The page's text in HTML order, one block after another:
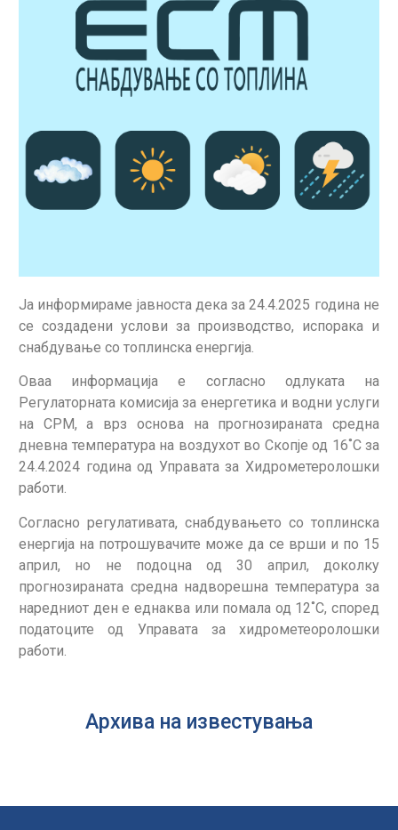
Jа информираме јавноста дека за 24.4.2025 година не
се создадени услови за производство, испорака и
снабдување со топлинска енергија.
Оваа информација е согласно одлуката на
Регулаторната комисија за енергетика и водни услуги
на СРМ, а врз основа на прогнозираната средна
дневна температура на воздухот во Скопје од 16˚С за
24.4.2024 година од Управата за Хидрометеролошки
работи.
Согласно регулативата, снабдувањето со топлинска
енергија на потрошувачите може да се врши и по 15
април, но не подоцна од 30 април, доколку
прогнозираната средна надворешна температура за
наредниот ден е еднаква или помала од 12˚С, според
податоците од Управата за хидрометеоролошки
работи.
Архива на известувања